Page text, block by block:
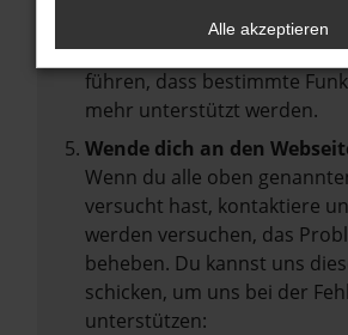
Veraltete Software birgt
Sicherheitsrisiko, sondern
führen, dass bestimmte
mehr unterstützt werden.
Wende dich an den
Wenn du alle oben
versucht hast, kontaktiere
werden versuchen, das
beheben. Du kannst uns
schicken, um uns bei der
unterstützen:
Alle akzeptieren